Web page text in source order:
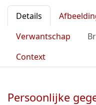
Details
Verwantschap
Context
Persoonlijke